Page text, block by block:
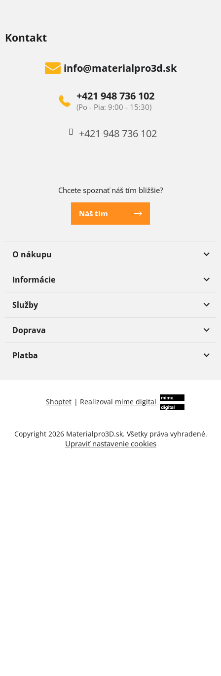
Kontakt
info@materialpro3d.sk
+421 948 736 102
+421 948 736 102
Chcete spoznať náš tím bližšie?
Náš tím
O nákupu
Informácie
Služby
Doprava
Platba
Shoptet | Realizoval mime digital
Copyright 2026 Materialpro3D.sk. Všetky práva vyhradené.
Upraviť nastavenie cookies